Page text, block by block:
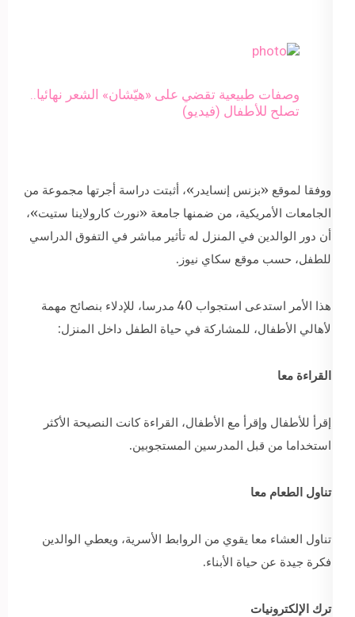
وصفات طبيعية تقضي على «هيّشان» الشعر نهائيا..
تصلح للأطفال (فيديو)
ووفقا لموقع «بزنس إنسايدر»، أثبتت دراسة أجرتها مجموعة من
الجامعات الأمريكية، من ضمنها جامعة «نورث كارولاينا ستيت»،
أن دور الوالدين في المنزل له تأثير مباشر في التفوق الدراسي
للطفل، حسب موقع سكاي نيوز.
هذا الأمر استدعى استجواب 40 مدرسا، للإدلاء بنصائح مهمة
لأهالي الأطفال، للمشاركة في حياة الطفل داخل المنزل:
القراءة معا
إقرأ للأطفال وإقرأ مع الأطفال، القراءة كانت النصيحة الأكثر
استخداما من قبل المدرسين المستجوبين.
تناول الطعام معا
تناول العشاء معا يقوي من الروابط الأسرية، ويعطي الوالدين
فكرة جيدة عن حياة الأبناء.
ترك الإلكترونيات